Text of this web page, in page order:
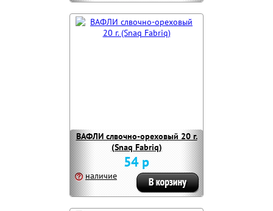
ВАФЛИ слвочно-ореховый 20 г.
(Snaq Fabriq)
54 р
наличие